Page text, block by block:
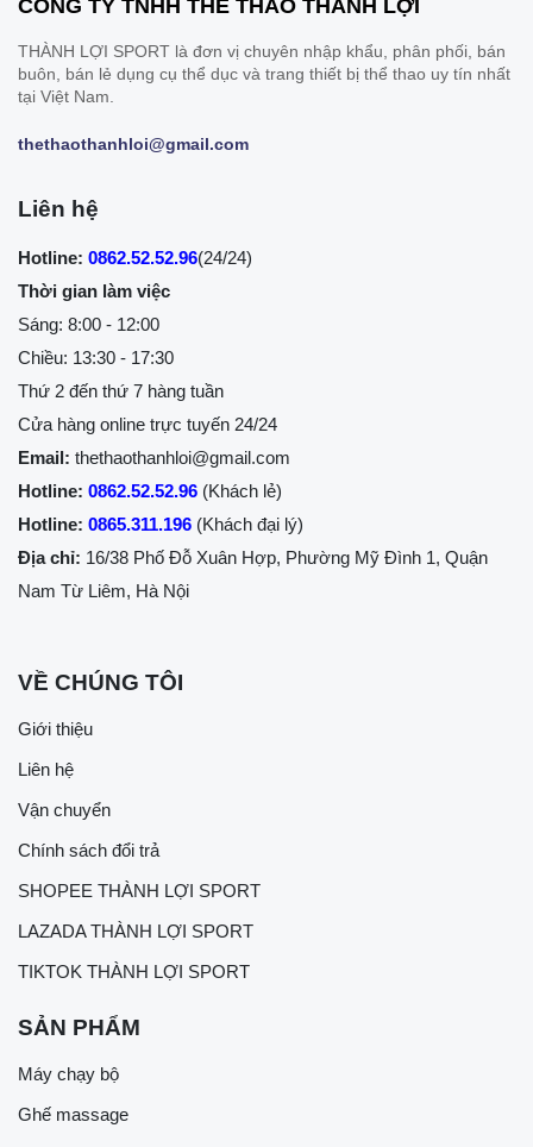
CÔNG TY TNHH THỂ THAO THÀNH LỢI
THÀNH LỢI SPORT là đơn vị chuyên nhập khẩu, phân phối, bán
buôn, bán lẻ dụng cụ thể dục và trang thiết bị thể thao uy tín nhất
tại Việt Nam.
thethaothanhloi@gmail.com
Liên hệ
Hotline: 0862.52.52.96(24/24)
Thời gian làm việc
Sáng: 8:00 - 12:00
Chiều: 13:30 - 17:30
Thứ 2 đến thứ 7 hàng tuần
Cửa hàng online trực tuyến 24/24
Email: thethaothanhloi@gmail.com
Hotline: 0862.52.52.96 (Khách lẻ)
Hotline: 0865.311.196 (Khách đại lý)
Địa chỉ: 16/38 Phố Đỗ Xuân Hợp, Phường Mỹ Đình 1, Quận
Nam Từ Liêm, Hà Nội
VỀ CHÚNG TÔI
Giới thiệu
Liên hệ
Vận chuyển
Chính sách đổi trả
SHOPEE THÀNH LỢI SPORT
LAZADA THÀNH LỢI SPORT
TIKTOK THÀNH LỢI SPORT
SẢN PHẨM
Máy chạy bộ
Ghế massage